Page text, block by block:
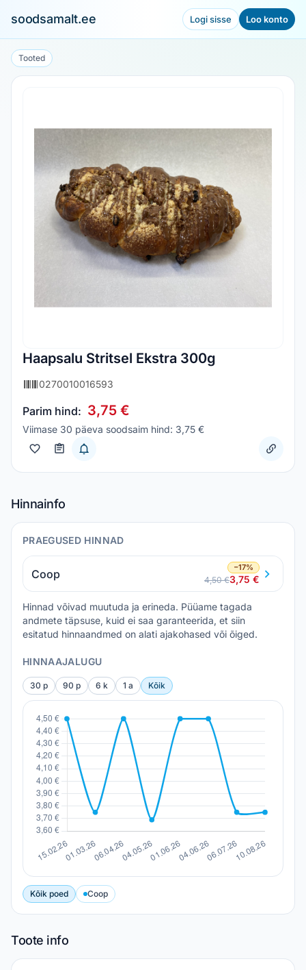
soodsamalt.ee Logi sisse Loo konto
Tooted
Haapsalu Stritsel Ekstra 300g
0270010016593
Parim hind: 3,75 €
Viimase 30 päeva soodsaim hind: 3,75 €
Hinnainfo
PRAEGUSED HINNAD
Coop −17%
4,50 €3,75 €
Hinnad võivad muutuda ja erineda. Püüame tagada
andmete täpsuse, kuid ei saa garanteerida, et siin
esitatud hinnaandmed on alati ajakohased või õiged.
HINNAAJALUGU
30 p 90 p 6 k 1 a Kõik
Kõik poed Coop
Toote info